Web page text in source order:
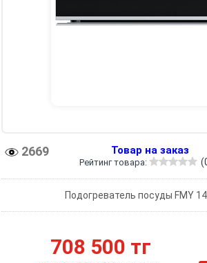
2669 Товар на заказ
Рейтинг товара:
Подогреватель посуды FMY 14
708 500 тг